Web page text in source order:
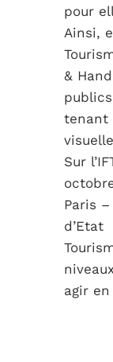
pour
Ainsi,
&
tenant
Sur
Paris
d’Etat
agir